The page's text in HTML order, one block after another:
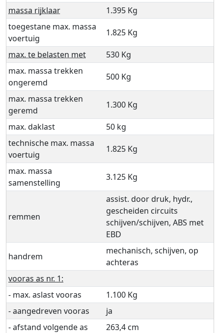
massa rijklaar
1.395 Kg
toegestane max. massa
voertuig
1.825 Kg
max. te belasten met
530 Kg
max. massa trekken
ongeremd
500 Kg
max. massa trekken
geremd
1.300 Kg
max. daklast
50 kg
technische max. massa
voertuig
1.825 Kg
max. massa
samenstelling
3.125 Kg
remmen
assist. door druk, hydr.,
gescheiden circuits
schijven/schijven, ABS met
EBD
handrem
mechanisch, schijven, op
achteras
vooras as nr. 1:
- max. aslast vooras
1.100 Kg
- aangedreven vooras
ja
- afstand volgende as
263,4 cm